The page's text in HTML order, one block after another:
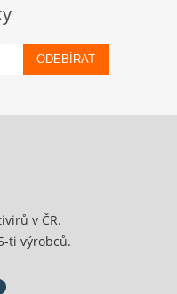
ODEBÍRAT
v ČR.
ti výrobců.